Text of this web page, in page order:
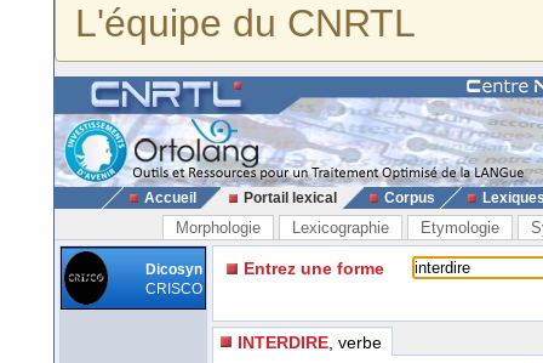
L'équipe du CNRTL
Accueil Portail lexical Corpus
Morphologie Lexicographie Etymologie
Dicosyn
CRISCO
Entrez une forme
INTERDIRE , verbe